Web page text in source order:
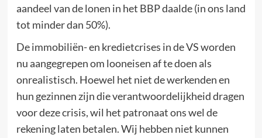
aandeel van de lonen in het BBP daalde (in ons land
tot minder dan 50%).
De immobiliën- en kredietcrises in de VS worden
nu aangegrepen om looneisen af te doen als
onrealistisch. Hoewel het niet de werkenden en
hun gezinnen zijn die verantwoordelijkheid dragen
voor deze crisis, wil het patronaat ons wel de
rekening laten betalen. Wij hebben niet kunnen